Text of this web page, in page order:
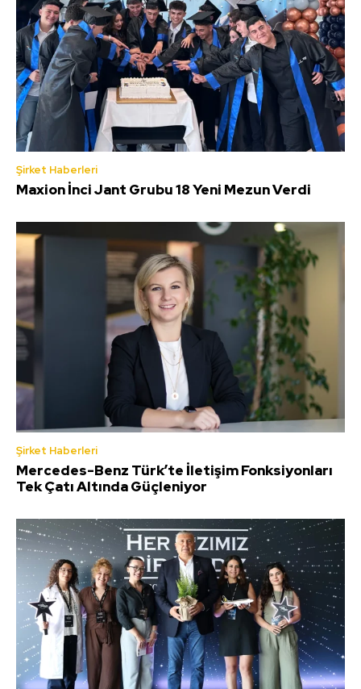
Şirket Haberleri
Maxion İnci Jant Grubu 18 Yeni Mezun Verdi
Şirket Haberleri
Mercedes-Benz Türk’te İletişim Fonksiyonları
Tek Çatı Altında Güçleniyor